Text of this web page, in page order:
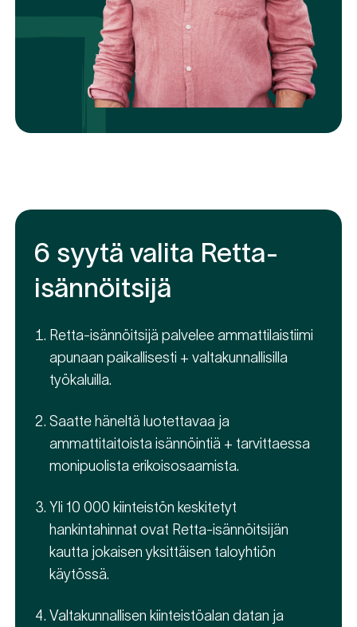
6 syytä valita Retta-
isännöitsijä
Retta-isännöitsijä palvelee ammattilaistiimi
apunaan paikallisesti + valtakunnallisilla
työkaluilla.
Saatte häneltä luotettavaa ja
ammattitaitoista isännöintiä + tarvittaessa
monipuolista erikoisosaamista.
Yli 10 000 kiinteistön keskitetyt
hankintahinnat ovat Retta-isännöitsijän
kautta jokaisen yksittäisen taloyhtiön
käytössä.
Valtakunnallisen kiinteistöalan datan ja